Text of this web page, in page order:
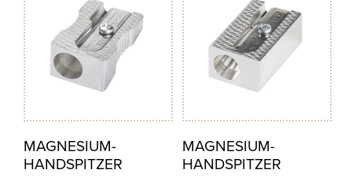
MAGNESIUM-
HANDSPITZER
MAGNESIUM-
HANDSPITZER